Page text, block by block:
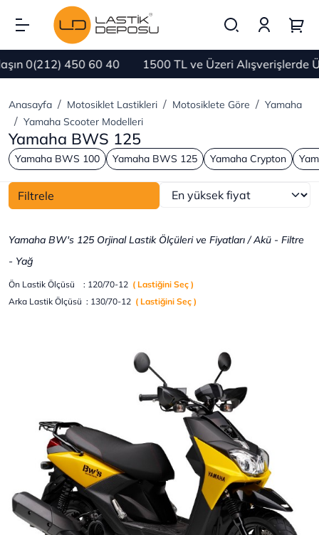
0(212) 450 60 40 1500 TL ve Üzeri Alışverişlerde
Anasayfa Motosiklet Lastikleri Motosiklete Göre
Yamaha
Yamaha Scooter Modelleri
Yamaha BWS 125
Yamaha BWS 100 Yamaha BWS 125 Yamaha Crypton
Filtrele
Yamaha BW's 125 Orjinal Lastik Ölçüleri ve Fiyatları / Akü - Filtre
- Yağ
Ön Lastik Ölçüsü : 120/70-12 ( Lastiğini Seç )
Arka Lastik Ölçüsü : 130/70-12 ( Lastiğini Seç )